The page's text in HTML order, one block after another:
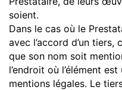
soient.
Dans le cas où le
avec l’accord d’un
que son nom soit
l’endroit où l’élément
mentions légales. Le